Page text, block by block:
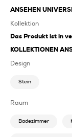
ANSEHEN
Kollektion
Das Produkt ist in
KOLLEKTIONEN
Design
Stein
Raum
Badezimmer